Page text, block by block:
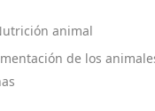
animal
de los